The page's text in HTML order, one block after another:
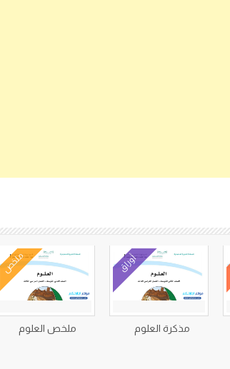
أوراق
مذكرة العلوم
ملخص
ملخص العلوم